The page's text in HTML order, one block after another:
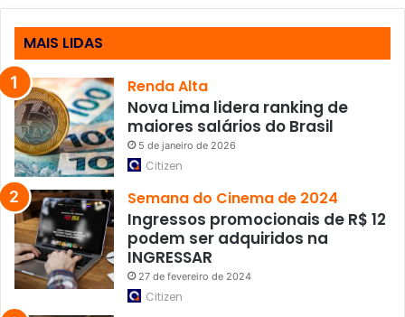
MAIS LIDAS
Renda Alta
Nova Lima lidera ranking de
maiores salários do Brasil
5 de janeiro de 2026
Citizen
Semana do Cinema de 2024
Ingressos promocionais de R$ 12
podem ser adquiridos na
INGRESSAR
27 de fevereiro de 2024
Citizen